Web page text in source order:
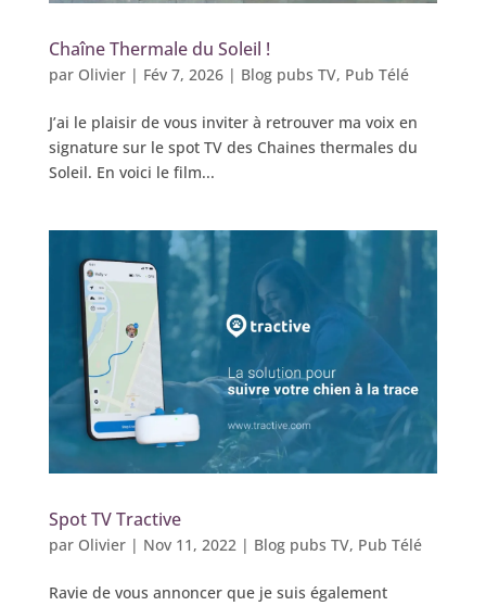
Chaîne Thermale du Soleil !
par Olivier| Fév 7, 2026| Blog pubs TV, Pub Télé
J’ai le plaisir de vous inviter à retrouver ma voix en
signature sur le spot TV des Chaines thermales du
Soleil. En voici le film...
Spot TV Tractive
par Olivier| Nov 11, 2022| Blog pubs TV, Pub Télé
Ravie de vous annoncer que je suis également